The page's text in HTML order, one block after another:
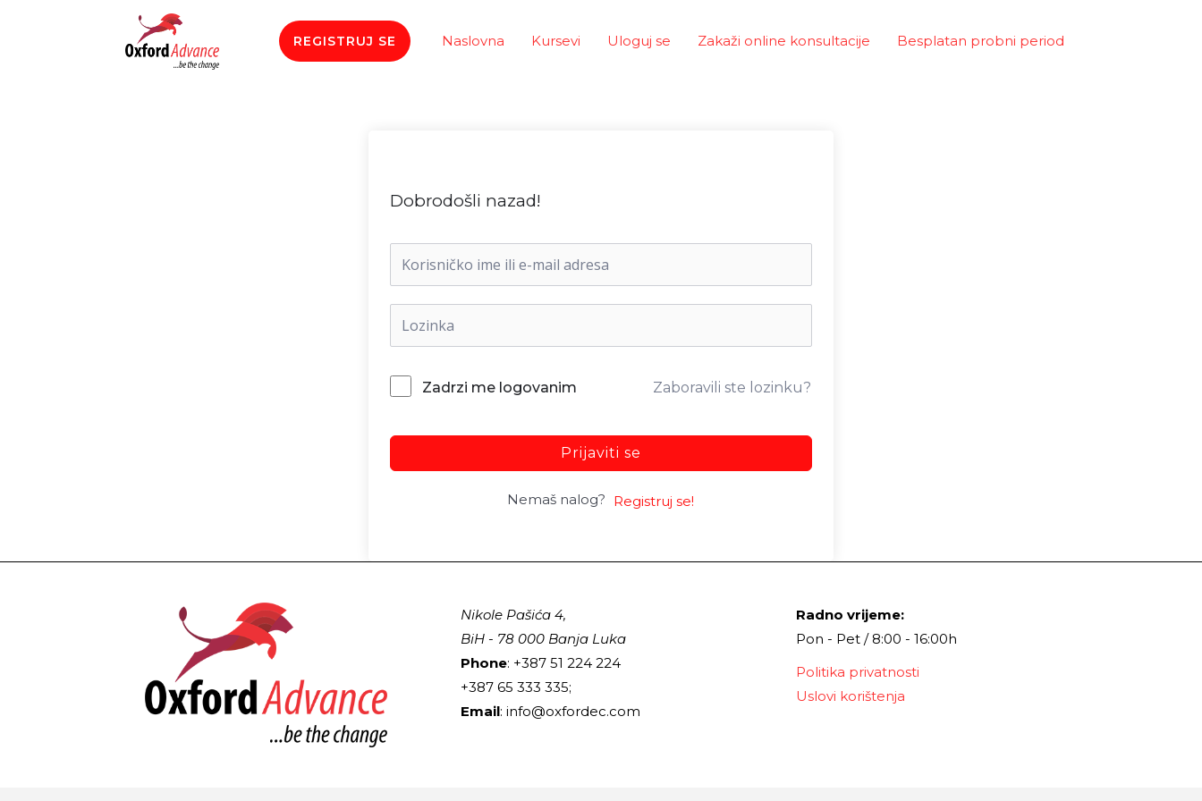
REGISTRUJ SE Naslovna Kursevi Uloguj se Zakaži online konsultacije Besplatan probni period
Dobrodošli nazad!
Zadrzi me logovanim Zaboravili ste lozinku?
Prijaviti se
Nemaš nalog? Registruj se!
Nikole Pašića 4,
BiH - 78 000 Banja Luka
Phone: +387 51 224 224
+387 65 333 335;
Email: info@oxfordec.com
Radno vrijeme:
Pon - Pet / 8:00 - 16:00h
Politika privatnosti
Uslovi korištenja